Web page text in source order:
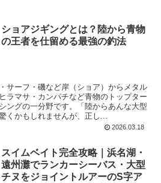
ショアジギングとは？陸から青物
の王者を仕留める最強の釣法
サーフ・磯など岸（ショア）からメタル
ラマサ・カンパチなど青物のトップター
ングの一分野です。「陸からあんな大型
くかもしれませんが、正し...
2026.03.18
スイムベイト完全攻略｜浜名湖・
遠州灘でランカーシーバス・大型
チヌをジョイントルアーのS字ア